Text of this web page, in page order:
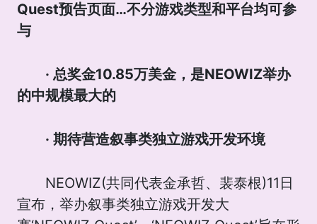
Quest预告页面…不分游戏类型和平台均可参
与
· 总奖金10.85万美金，是NEOWIZ举办
的中规模最大的
· 期待营造叙事类独立游戏开发环境
NEOWIZ(共同代表金承哲、裴泰根)11日
宣布，举办叙事类独立游戏开发大